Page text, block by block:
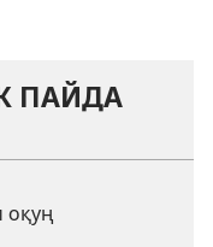
ПАЙДА
оқуң